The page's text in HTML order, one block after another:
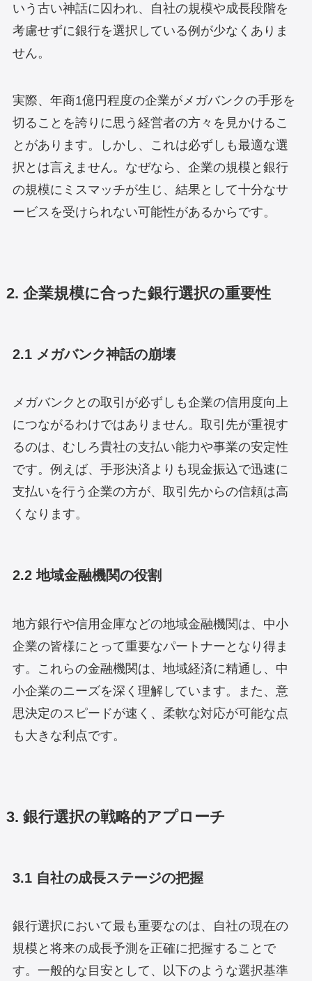
いう古い神話に囚われ、自社の規模や成長段階を
考慮せずに銀行を選択している例が少なくありま
せん。
実際、年商1億円程度の企業がメガバンクの手形を
切ることを誇りに思う経営者の方々を見かけるこ
とがあります。しかし、これは必ずしも最適な選
択とは言えません。なぜなら、企業の規模と銀行
の規模にミスマッチが生じ、結果として十分なサ
ービスを受けられない可能性があるからです。
2. 企業規模に合った銀行選択の重要性
2.1 メガバンク神話の崩壊
メガバンクとの取引が必ずしも企業の信用度向上
につながるわけではありません。取引先が重視す
るのは、むしろ貴社の支払い能力や事業の安定性
です。例えば、手形決済よりも現金振込で迅速に
支払いを行う企業の方が、取引先からの信頼は高
くなります。
2.2 地域金融機関の役割
地方銀行や信用金庫などの地域金融機関は、中小
企業の皆様にとって重要なパートナーとなり得ま
す。これらの金融機関は、地域経済に精通し、中
小企業のニーズを深く理解しています。また、意
思決定のスピードが速く、柔軟な対応が可能な点
も大きな利点です。
3. 銀行選択の戦略的アプローチ
3.1 自社の成長ステージの把握
銀行選択において最も重要なのは、自社の現在の
規模と将来の成長予測を正確に把握することで
す。一般的な目安として、以下のような選択基準